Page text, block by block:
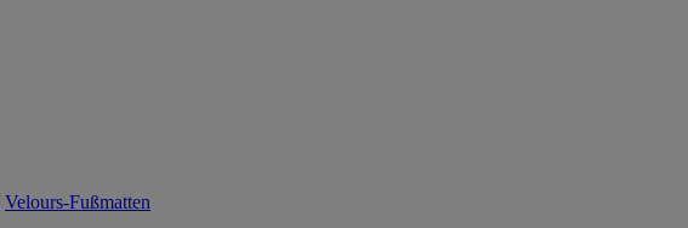
Velours-Fußmatten